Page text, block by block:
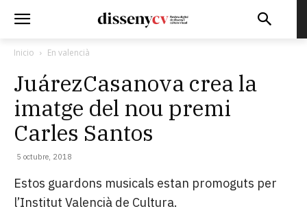
Inicio En valencià
JuárezCasanova crea la
imatge del nou premi
Carles Santos
5 octubre, 2018
Estos guardons musicals estan promoguts per
l’Institut Valencià de Cultura.